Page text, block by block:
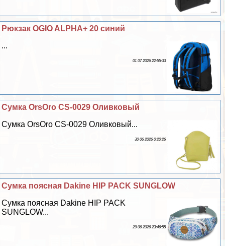
Рюкзак OGIO ALPHA+ 20 синий
...
01 07 2026 22:55:33
Сумка OrsOro CS-0029 Оливковый
Сумка OrsOro CS-0029 Оливковый...
30 06 2026 0:20:26
Сумка поясная Dakine HIP PACK SUNGLOW
Сумка поясная Dakine HIP PACK
SUNGLOW...
29 06 2026 23:46:55